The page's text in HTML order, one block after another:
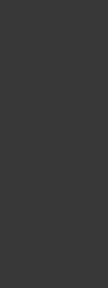
Hisense в
Hisense в
Hisense в
Hisense в
Hisense в
Hisense в
Hisense в
Hisense в
Hisense в
Hisense в